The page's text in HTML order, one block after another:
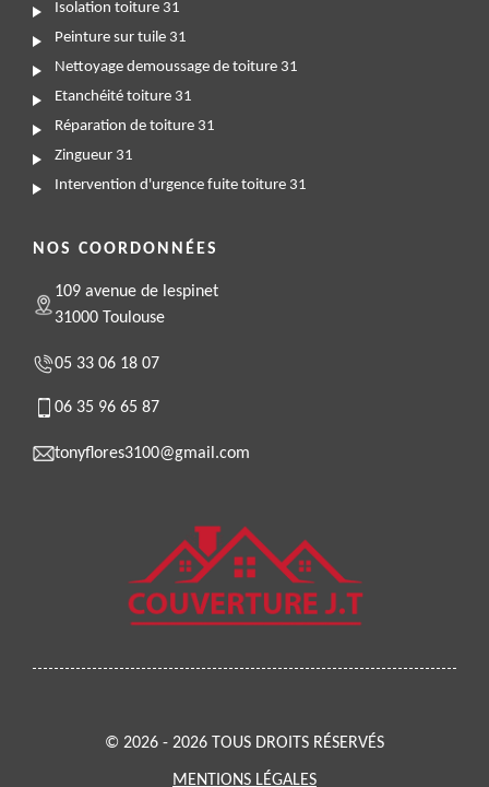
Isolation toiture 31
Peinture sur tuile 31
Nettoyage demoussage de toiture 31
Etanchéité toiture 31
Réparation de toiture 31
Zingueur 31
Intervention d'urgence fuite toiture 31
NOS COORDONNÉES
109 avenue de lespinet
31000 Toulouse
05 33 06 18 07
06 35 96 65 87
tonyflores3100@gmail.com
© 2026 - 2026 TOUS DROITS RÉSERVÉS
MENTIONS LÉGALES